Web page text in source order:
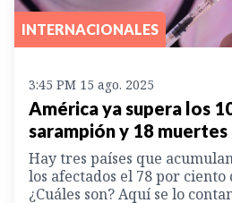
INTERNACIONALES
3:45 PM 15 ago. 2025
América ya supera los
sarampión y 18 muertes
Hay tres países que
los afectados el 78 por ciento
¿Cuáles son? Aquí se lo